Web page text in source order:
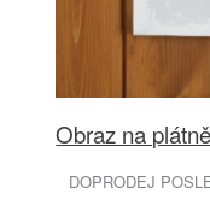
Obraz na
DOPRODEJ